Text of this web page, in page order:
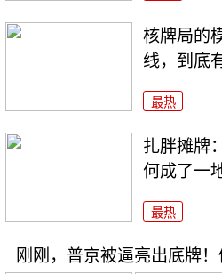
核牌局的
线，到底
最热
扎胖摊牌
何成了一
最热
刚刚，普京被逼亮出底牌！